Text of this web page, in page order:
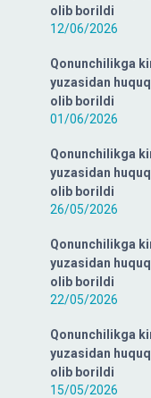
olib borildi
12/06/2026
Qonunchilikga
yuzasidan
olib borildi
01/06/2026
Qonunchilikga
yuzasidan
olib borildi
26/05/2026
Qonunchilikga
yuzasidan
olib borildi
22/05/2026
Qonunchilikga
yuzasidan
olib borildi
15/05/2026